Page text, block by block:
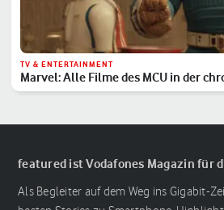
TV & ENTERTAINMENT
Marvel: Alle Filme des MCU in der
Reihenfolge
featured ist Vodafones Magazin für
Als Begleiter auf dem Weg ins Gigabit-